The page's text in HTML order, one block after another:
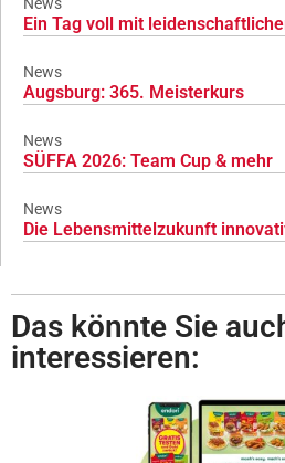
News
Ein Tag voll mit
News
Augsburg: 365. Meisterkurs
News
SÜFFA 2026: Team Cup & mehr
News
Die Lebensmittelzukunft
Das könnte Sie
interessieren: